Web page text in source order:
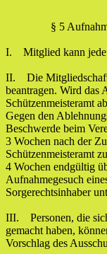
§ 5 Aufnahme
I. Mitglied kann jede
II. Die Mitgliedschaft
beantragen. Wird das
Schützenmeisteramt
Gegen den
Beschwerde beim
3 Wochen nach der
Schützenmeisteramt
4 Wochen endgültig
Aufnahmegesuch
Sorgerechtsinhaber
III. Personen, die
gemacht haben,
Vorschlag des